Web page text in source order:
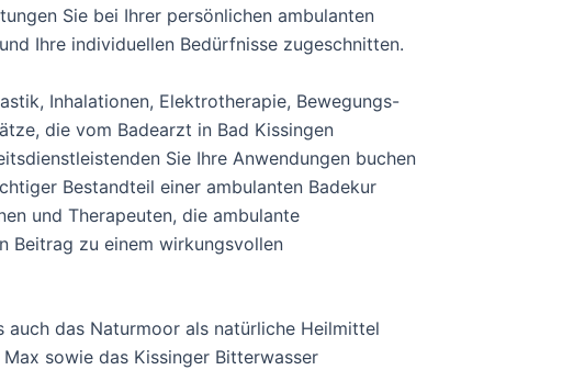
Sie bei Ihrer persönlichen ambulanten
Ihre individuellen Bedürfnisse zugeschnitten.
Inhalationen, Elektrotherapie, Bewegungs-
die vom Badearzt in Bad Kissingen
Sie Ihre Anwendungen buchen
Bestandteil einer ambulanten Badekur
und Therapeuten, die ambulante
Beitrag zu einem wirkungsvollen
auch das Naturmoor als natürliche Heilmittel
sowie das Kissinger Bitterwasser